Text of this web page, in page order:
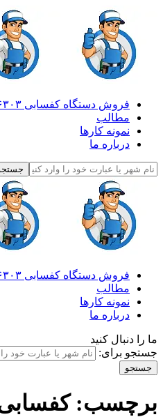
فروش دستگاه کفسابی ۰۹۱۲۱۹۸۶۳۰۳
مطالب
نمونه کارها
درباره ما
فروش دستگاه کفسابی ۰۹۱۲۱۹۸۶۳۰۳
مطالب
نمونه کارها
درباره ما
ما را دنبال کنید
جستجو برای:
برچسب: